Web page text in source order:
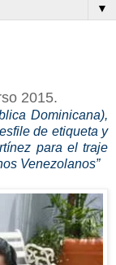
▼
2015.
Dominicana),
de etiqueta y
para el traje
Venezolanos”